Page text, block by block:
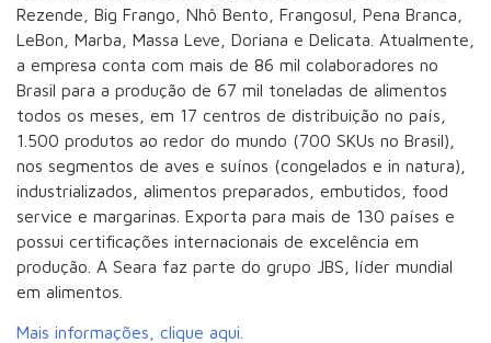
Rezende, Big Frango, Nhô Bento, Frangosul, Pena Branca,
LeBon, Marba, Massa Leve, Doriana e Delicata. Atualmente,
a empresa conta com mais de 86 mil colaboradores no
Brasil para a produção de 67 mil toneladas de alimentos
todos os meses, em 17 centros de distribuição no país,
1.500 produtos ao redor do mundo (700 SKUs no Brasil),
nos segmentos de aves e suínos (congelados e in natura),
industrializados, alimentos preparados, embutidos, food
service e margarinas. Exporta para mais de 130 países e
possui certificações internacionais de excelência em
produção. A Seara faz parte do grupo JBS, líder mundial
em alimentos.
Mais informações, clique aqui.